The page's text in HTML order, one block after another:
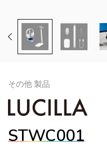
その他 製品
STWC001